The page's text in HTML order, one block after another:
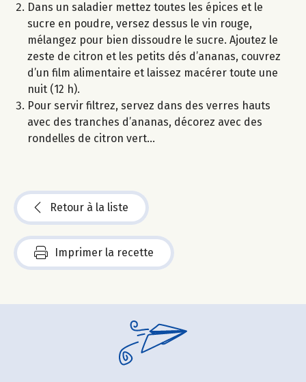
Dans un saladier mettez toutes les épices et le
sucre en poudre, versez dessus le vin rouge,
mélangez pour bien dissoudre le sucre. Ajoutez le
zeste de citron et les petits dés d’ananas, couvrez
d’un film alimentaire et laissez macérer toute une
nuit (12 h).
Pour servir filtrez, servez dans des verres hauts
avec des tranches d’ananas, décorez avec des
rondelles de citron vert…
Retour à la liste
Imprimer la recette